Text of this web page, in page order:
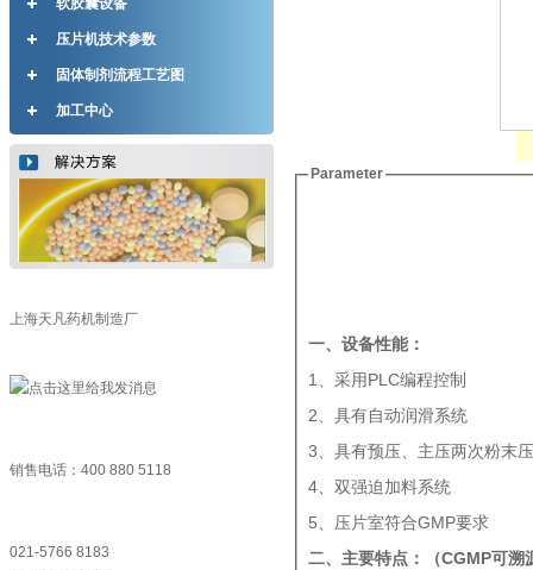
软胶囊设备
压片机技术参数
固体制剂流程工艺图
加工中心
上海天凡药机制造厂
销售电话：400 880 5118
021-5766 8183
Parameter
一、设备性能：
1、采用PLC编程控制
2、具有自动润滑系统
3、具有预压、主压两次粉末
4、双强迫加料系统
5、压片室符合GMP要求
二、主要特点：（CGMP可溯